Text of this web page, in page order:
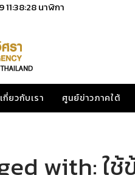
11:38:28นาฬิกา
เกี่ยวกับเรา ศูนย์ข่าวภาคใต้
with: ใ